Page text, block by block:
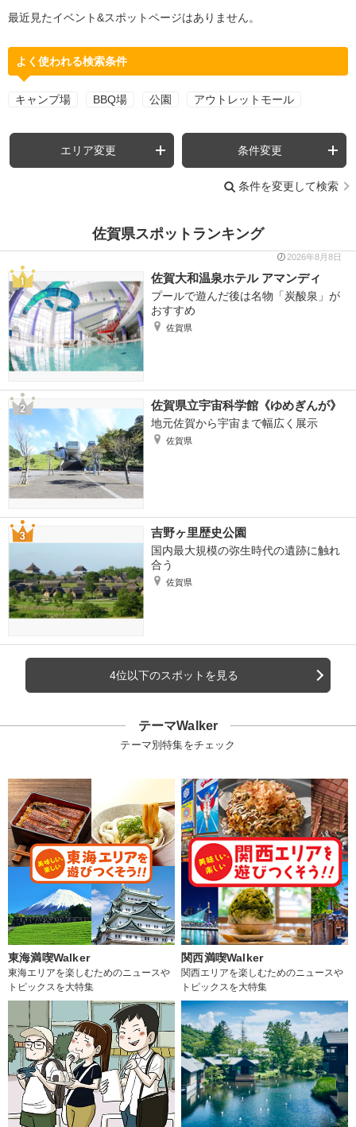
最近見たイベント&スポットページはありません。
よく使われる検索条件
キャンプ場 BBQ場 公園 アウトレットモール
エリア変更 条件変更
条件を変更して検索
佐賀県スポットランキング
2026年8月8日
佐賀大和温泉ホテル アマンディ
プールで遊んだ後は名物「炭酸泉」が
おすすめ
佐賀県
佐賀県立宇宙科学館《ゆめぎんが》
地元佐賀から宇宙まで幅広く展示
佐賀県
吉野ヶ里歴史公園
国内最大規模の弥生時代の遺跡に触れ
合う
佐賀県
4位以下のスポットを見る
テーマWalker
テーマ別特集をチェック
東海満喫Walker
東海エリアを楽しむためのニュースや
トピックスを大特集
関西満喫Walker
関西エリアを楽しむためのニュースや
トピックスを大特集